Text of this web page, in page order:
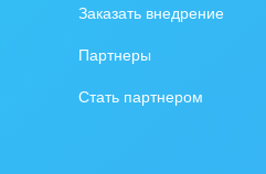
Авиация,
фитнес, спорт
Заказать внедрение
Партнеры
Стать партнером